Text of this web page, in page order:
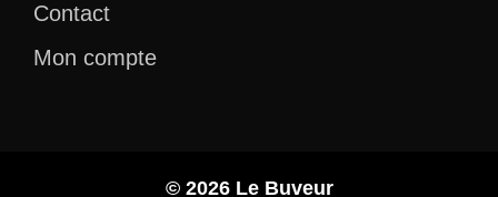
Contact
Mon compte
© 2026 Le Buveur